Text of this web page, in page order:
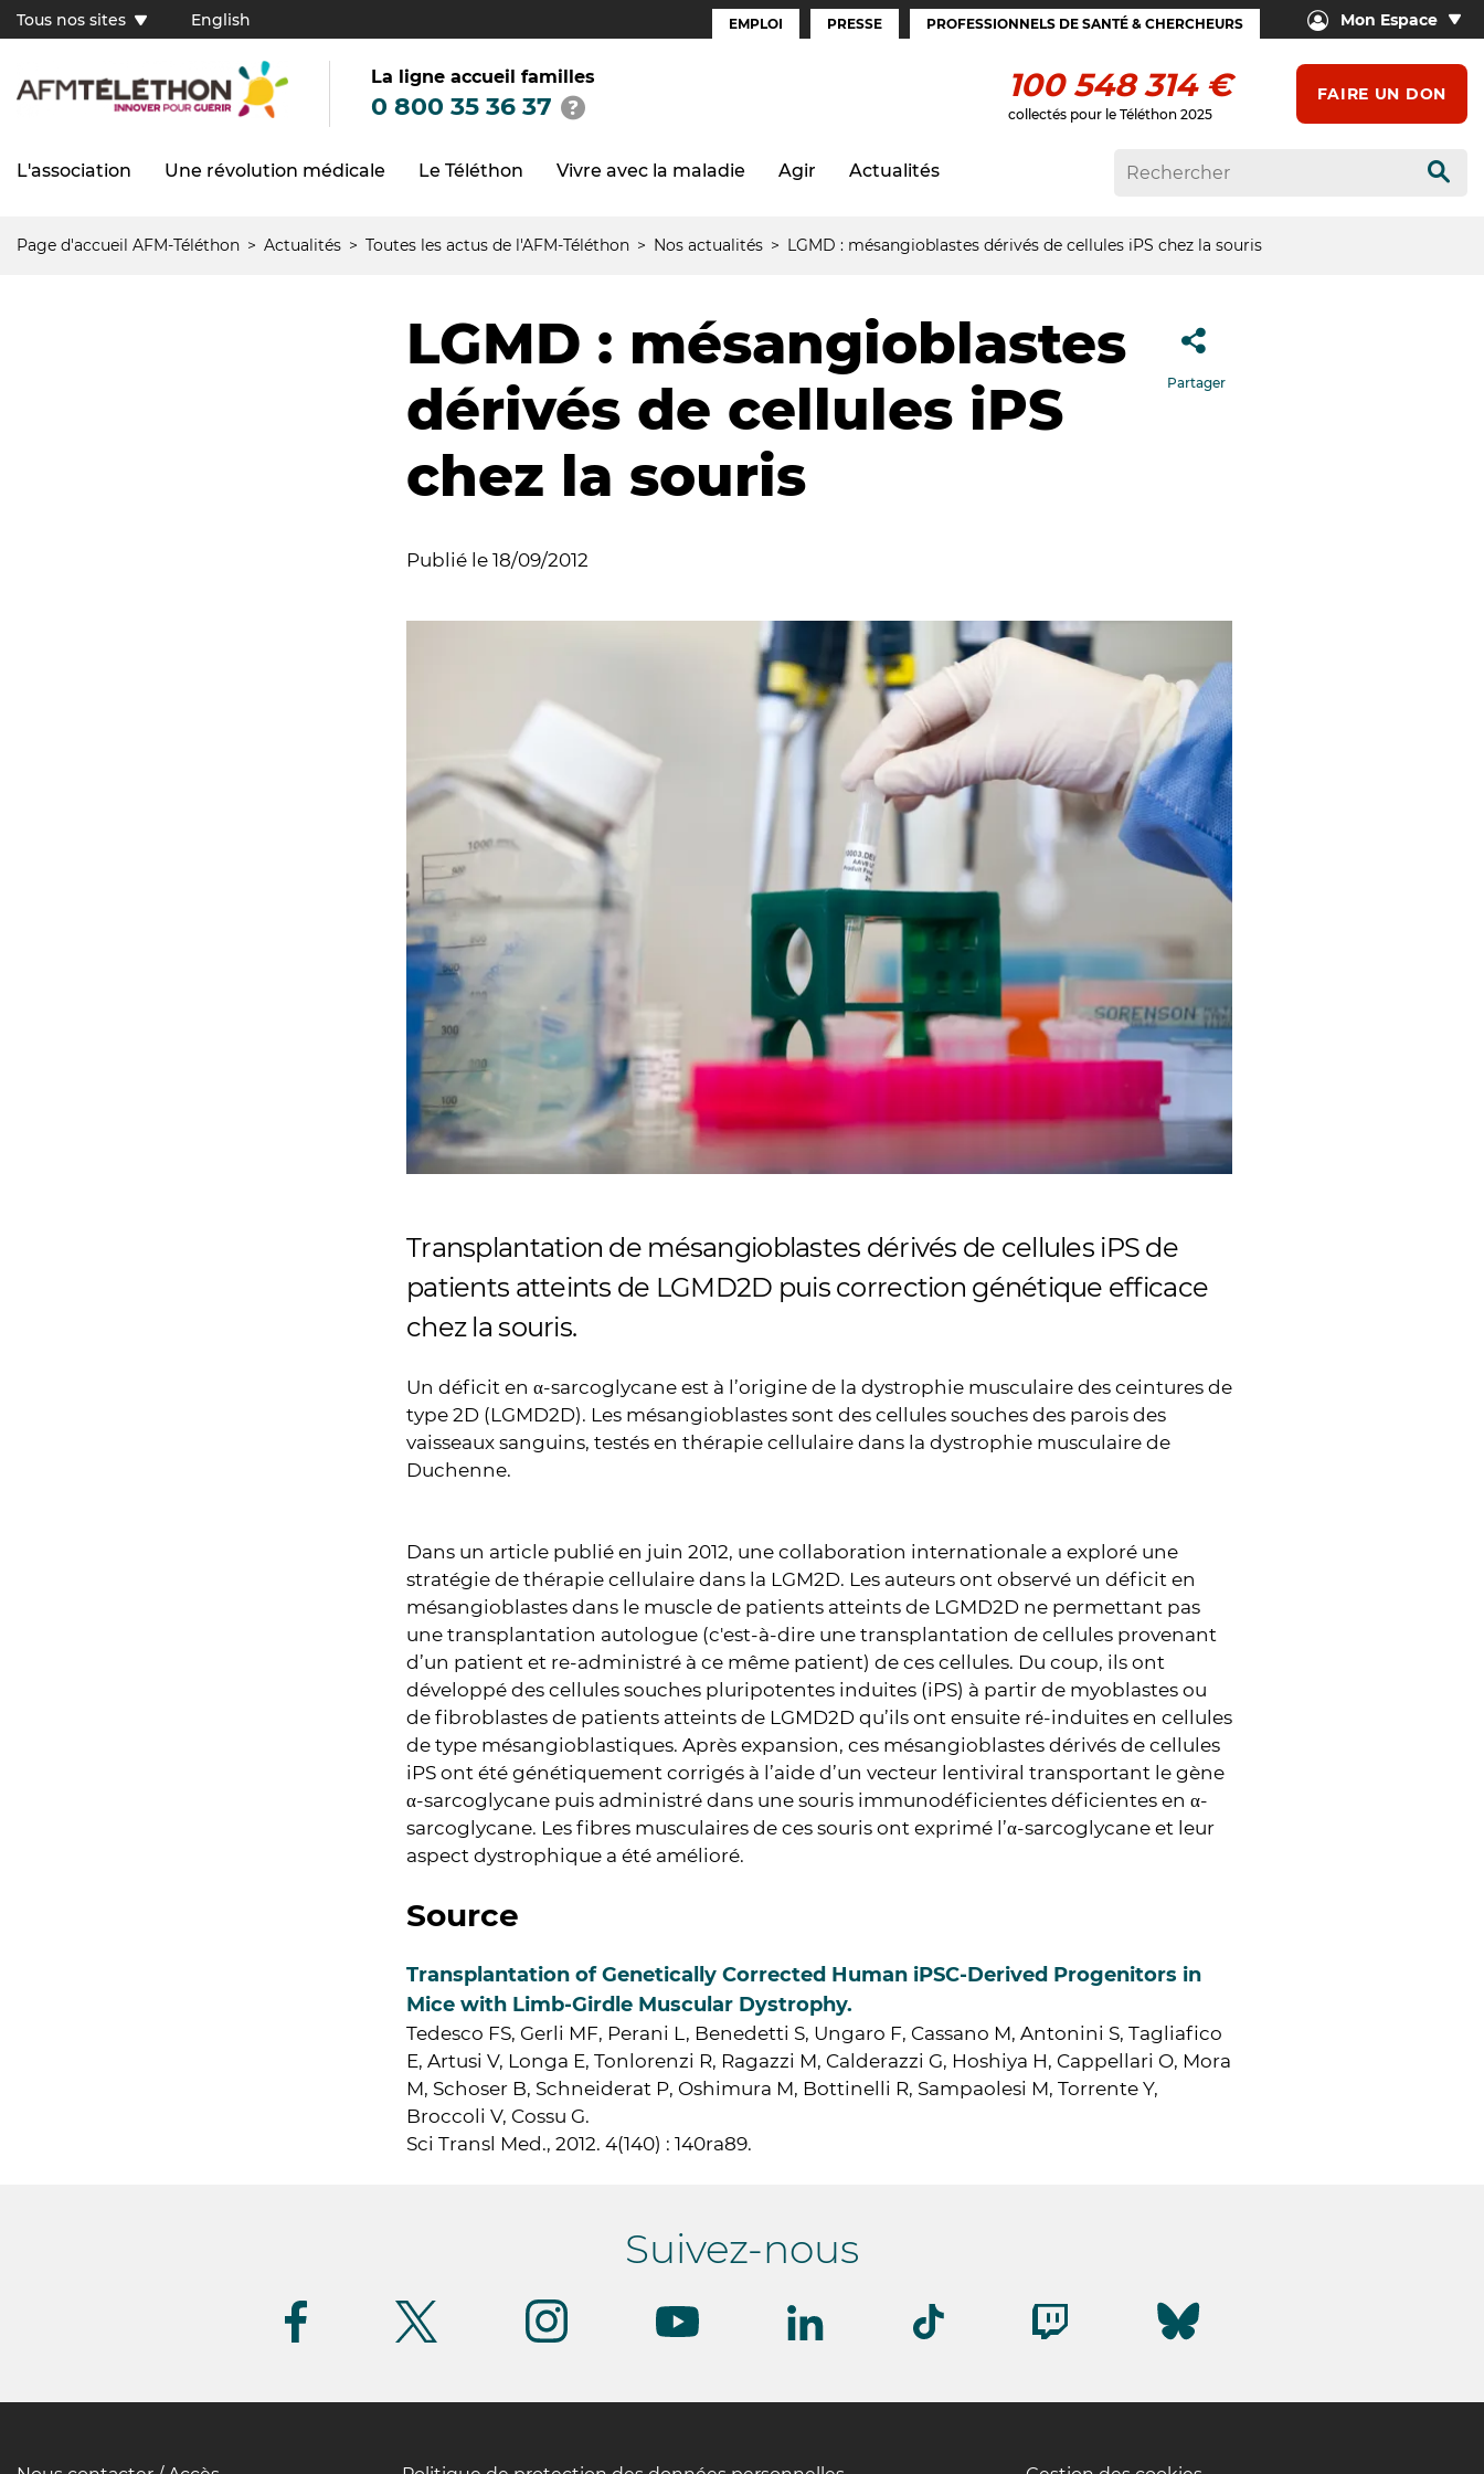
contenu
Tous
sites
(FR)
Tous nos sites English
Espaces
EMPLOI PRESSE PROFESSIONNELS DE SANTÉ & CHERCHEURS Mon Espace
La ligne accueil familles
0 800 35 36 37
100 548 314 €
collectés pour le Téléthon 2025
FAIRE UN DON
Navigation
L'association Une révolution médicale Le Téléthon Vivre avec la maladie Agir Actualités
Fil
Page d'accueil AFM-Téléthon Actualités Toutes les actus de l'AFM-Téléthon Nos actualités LGMD : mésangioblastes dérivés de cellules iPS chez la souris
LGMD : mésangioblastes
dérivés de cellules iPS
chez la souris
Partager
Publié le 18/09/2012
Transplantation de mésangioblastes dérivés de cellules iPS de
patients atteints de LGMD2D puis correction génétique efficace
chez la souris.
Un déficit en α-sarcoglycane est à l’origine de la dystrophie musculaire des ceintures de
type 2D (LGMD2D). Les mésangioblastes sont des cellules souches des parois des
vaisseaux sanguins, testés en thérapie cellulaire dans la dystrophie musculaire de
Duchenne.
Dans un article publié en juin 2012, une collaboration internationale a exploré une
stratégie de thérapie cellulaire dans la LGM2D. Les auteurs ont observé un déficit en
mésangioblastes dans le muscle de patients atteints de LGMD2D ne permettant pas
une transplantation autologue (c'est-à-dire une transplantation de cellules provenant
d’un patient et re-administré à ce même patient) de ces cellules. Du coup, ils ont
développé des cellules souches pluripotentes induites (iPS) à partir de myoblastes ou
de fibroblastes de patients atteints de LGMD2D qu’ils ont ensuite ré-induites en cellules
de type mésangioblastiques. Après expansion, ces mésangioblastes dérivés de cellules
iPS ont été génétiquement corrigés à l’aide d’un vecteur lentiviral transportant le gène
α-sarcoglycane puis administré dans une souris immunodéficientes déficientes en α-
sarcoglycane. Les fibres musculaires de ces souris ont exprimé l’α-sarcoglycane et leur
aspect dystrophique a été amélioré.
Source
Transplantation of Genetically Corrected Human iPSC-Derived Progenitors in
Mice with Limb-Girdle Muscular Dystrophy.
Tedesco FS, Gerli MF, Perani L, Benedetti S, Ungaro F, Cassano M, Antonini S, Tagliafico
E, Artusi V, Longa E, Tonlorenzi R, Ragazzi M, Calderazzi G, Hoshiya H, Cappellari O, Mora
M, Schoser B, Schneiderat P, Oshimura M, Bottinelli R, Sampaolesi M, Torrente Y,
Broccoli V, Cossu G.
Sci Transl Med., 2012. 4(140) : 140ra89.
Suivez-nous